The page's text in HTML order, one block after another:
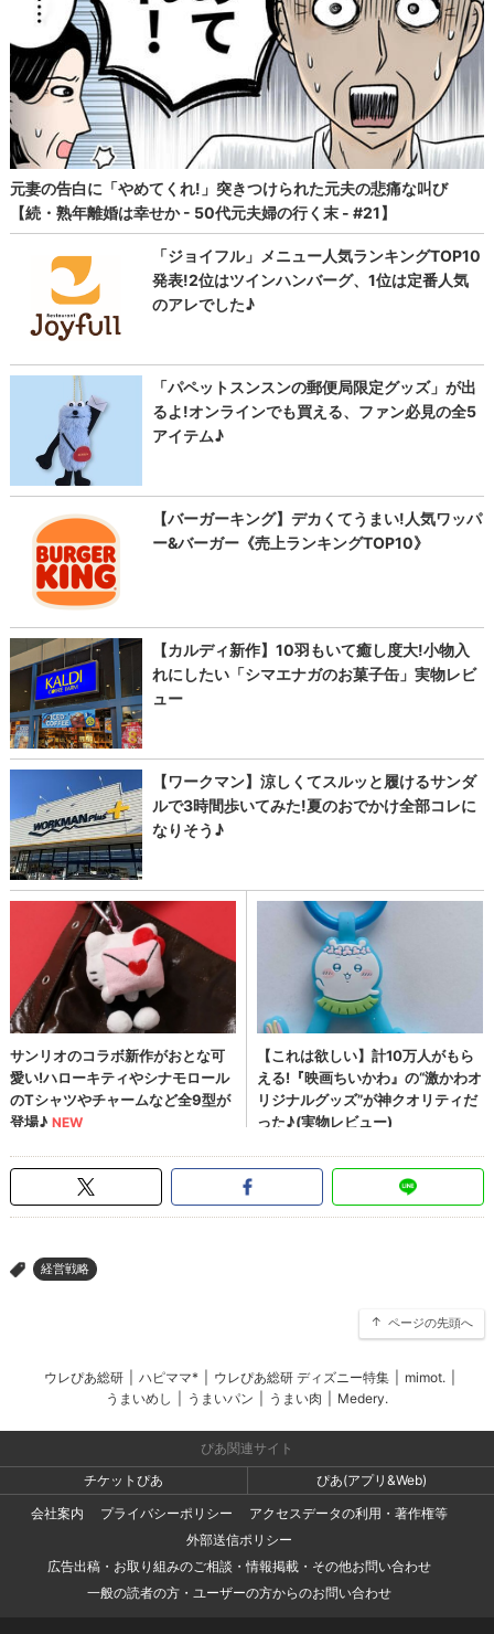
> 経営戦略
ページの先頭へ
ウレぴあ総研 ハピママ* ウレぴあ総研 ディズニー特集 mimot.
うまいめし
うまいパン うまい肉 Medery.
ぴあ関連サイト
チケットぴあ
ぴあ(アプリ&Web)
会社案内
プライバシーポリシー
アクセスデータの利用・著作権等
外部送信ポリシー
広告出稿・お取り組みのご相談・情報掲載・その他お問い合わせ
一般の読者の方・ユーザーの方からのお問い合わせ